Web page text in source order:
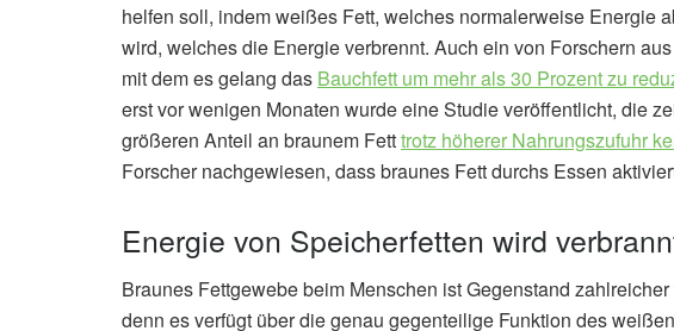
helfen soll, indem weißes Fett, welches normalerweise Energie
wird, welches die Energie verbrennt. Auch ein von Forschern
mit dem es gelang das Bauchfett um mehr als 30 Prozent zu
erst vor wenigen Monaten wurde eine Studie veröffentlicht, die
größeren Anteil an braunem Fetttrotz höherer Nahrungszufuhr
Forscher nachgewiesen, dass braunes Fett durchs Essen
Energie von Speicherfetten wird
Braunes Fettgewebe beim Menschen ist Gegenstand
denn es verfügt über die genau gegenteilige Funktion des